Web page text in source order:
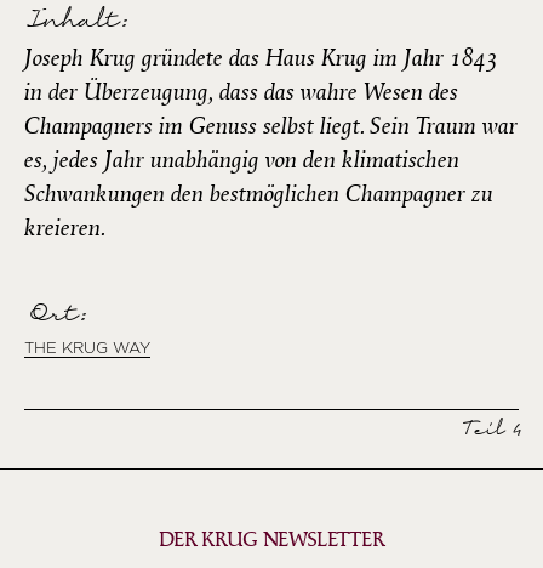
Inhalt:
Joseph Krug gründete das Haus Krug im Jahr 1843
in der Überzeugung, dass das wahre Wesen des
Champagners im Genuss selbst liegt. Sein Traum war
es, jedes Jahr unabhängig von den klimatischen
Schwankungen den bestmöglichen Champagner zu
kreieren.
Ort:
THE KRUG WAY
Teil 4
DER KRUG NEWSLETTER